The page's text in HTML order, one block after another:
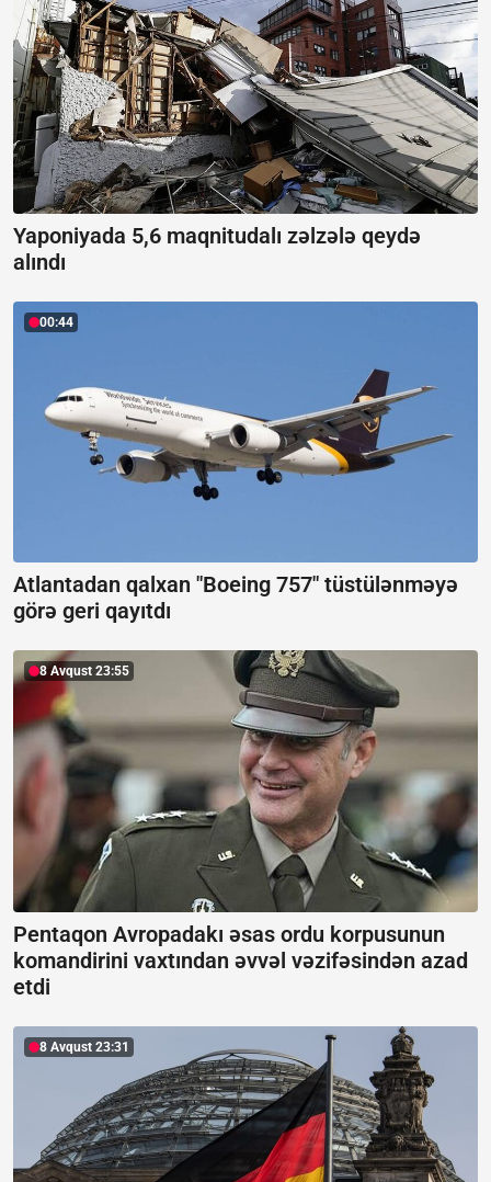
Yaponiyada 5,6 maqnitudalı zəlzələ qeydə
alındı
00:44
Atlantadan qalxan "Boeing 757" tüstülənməyə
görə geri qayıtdı
8 Avqust 23:55
Pentaqon Avropadakı əsas ordu korpusunun
komandirini vaxtından əvvəl vəzifəsindən azad
etdi
8 Avqust 23:31